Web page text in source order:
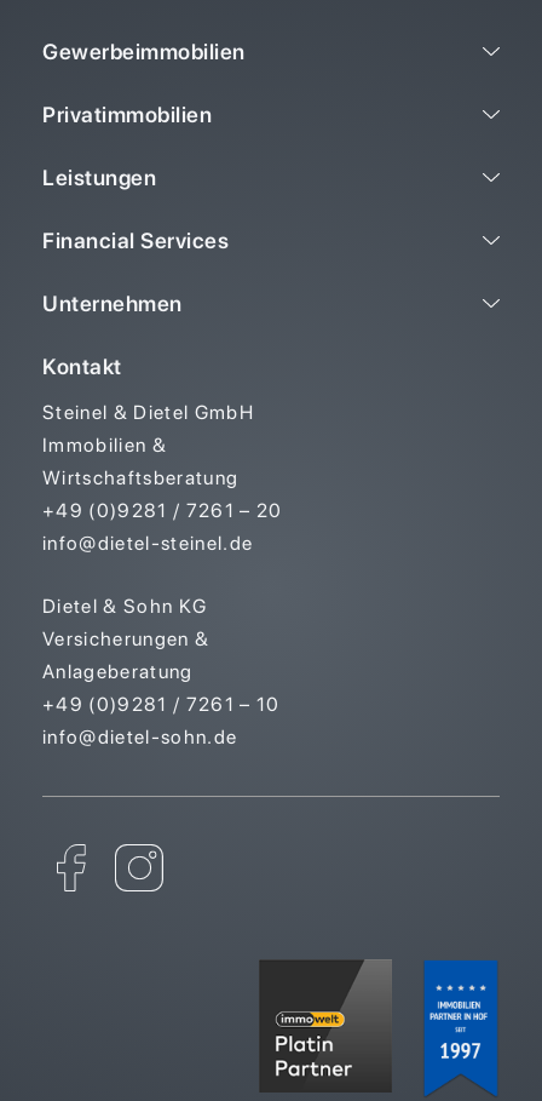
Gewerbeimmobilien
Privatimmobilien
Leistungen
Financial Services
Unternehmen
Kontakt
Steinel & Dietel GmbH
Immobilien &
Wirtschaftsberatung
+49 (0)9281 / 7261 – 20
info@dietel-steinel.de
Dietel & Sohn KG
Versicherungen &
Anlageberatung
+49 (0)9281 / 7261 – 10
info@dietel-sohn.de